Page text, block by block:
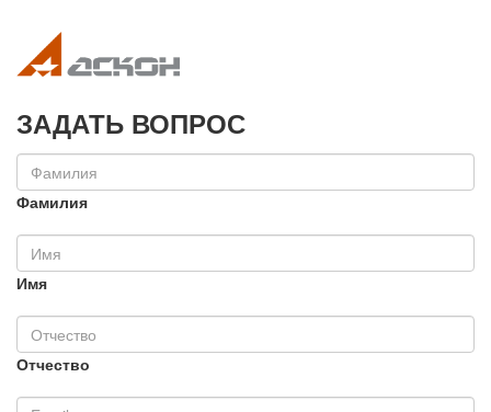
ЗАДАТЬ ВОПРОС
Фамилия
Имя
Отчество